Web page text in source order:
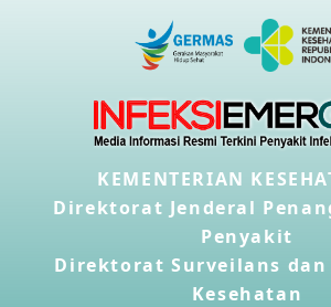
Penyakit virus Hanta di Kapal Pesiar
Penyakit Meningokokus di Vietnam
28 Apr 2026
Kasus Konfirmasi Avian Influenza
KEMENTERIAN
Direktorat Jenderal
Penyakit
Direktorat Surveilans
Kesehatan